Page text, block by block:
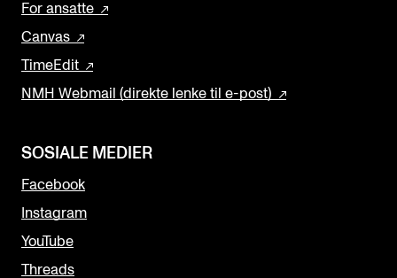
For ansatte
Canvas
TimeEdit
NMH Webmail (direkte lenke til e-post)
SOSIALE MEDIER
Facebook
Instagram
YouTube
Threads